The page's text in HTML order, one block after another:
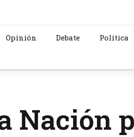
Opinión Debate Política
Nación